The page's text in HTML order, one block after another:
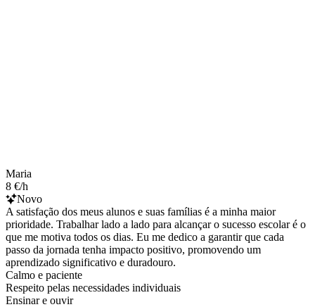
Maria
8 €/h
Novo
A satisfação dos meus alunos e suas famílias é a minha maior
prioridade. Trabalhar lado a lado para alcançar o sucesso escolar é o
que me motiva todos os dias. Eu me dedico a garantir que cada
passo da jornada tenha impacto positivo, promovendo um
aprendizado significativo e duradouro.
Calmo e paciente
Respeito pelas necessidades individuais
Ensinar e ouvir